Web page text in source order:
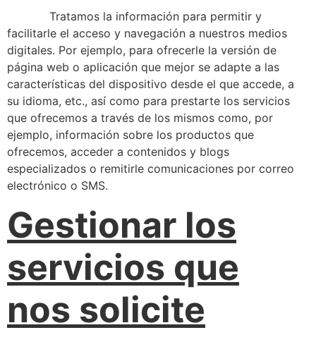
Tratamos la información para permitir y
facilitarle el acceso y navegación a nuestros medios
digitales. Por ejemplo, para ofrecerle la versión de
página web o aplicación que mejor se adapte a las
características del dispositivo desde el que accede, a
su idioma, etc., así como para prestarte los servicios
que ofrecemos a través de los mismos como, por
ejemplo, información sobre los productos que
ofrecemos, acceder a contenidos y blogs
especializados o remitirle comunicaciones por correo
electrónico o SMS.
Gestionar los
servicios que
nos solicite